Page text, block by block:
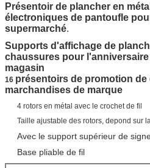
Présentoir de plancher en
électroniques de pantoufle
supermarché.
Supports d'affichage de
chaussures pour
magasin
16 présentoirs de promotion
marchandises de marque
4 rotors en métal avec le crochet de fil
Taille ajustable des rotors, depond sur
Avec le support supérieur de
Base pliable de fil